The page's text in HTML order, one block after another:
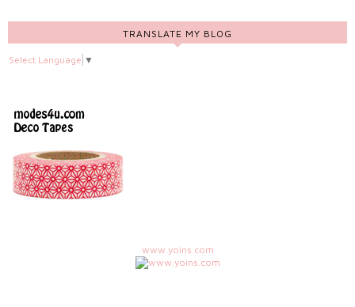
TRANSLATE MY BLOG
Select Language ▼
www.yoins.com